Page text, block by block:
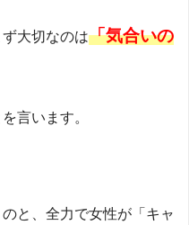
大切なのは「気合いの
言います。
と、全力で女性が「キャ